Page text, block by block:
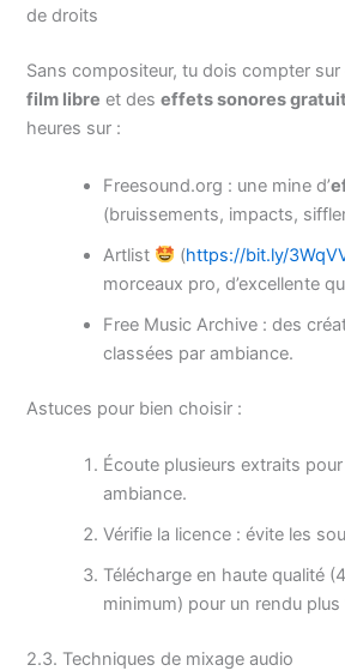
de droits
Sans compositeur, tu dois compter sur
film libre et deseffets sonores
heures sur :
Freesound.org : une mine d’
(bruissements, impacts,
Artlist
(https://bit.ly/
morceaux pro, d’excellente
Free Music Archive : des
classées par ambiance.
Astuces pour bien choisir :
Écoute plusieurs extraits
ambiance.
Vérifie la licence : évite les
Télécharge en haute qualité
minimum) pour un rendu plus
2.3. Techniques de mixage audio